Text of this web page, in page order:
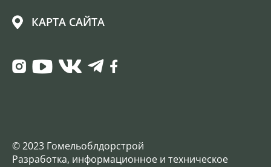
КАРТА САЙТА
© 2023 Гомельоблдорстрой
Разработка, информационное и техническое